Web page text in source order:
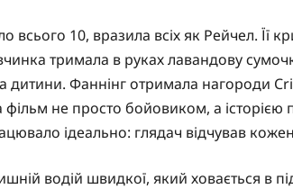
всього 10, вразила всіх як Рейчел. Її
тримала в руках лавандову
дитини. Фаннінг отримала нагороди
не просто бойовиком, а історією
ідеально: глядач відчував
водій швидкої, який ховається в